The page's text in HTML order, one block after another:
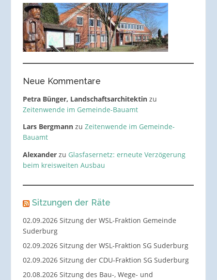
Neue Kommentare
Petra Bünger, Landschaftsarchitektinzu
Zeitenwende im Gemeinde-Bauamt
Lars Bergmannzu Zeitenwende im Gemeinde-
Bauamt
Alexanderzu Glasfasernetz: erneute Verzögerung
beim kreisweiten Ausbau
Sitzungen der Räte
02.09.2026 Sitzung der WSL-Fraktion Gemeinde
Suderburg
02.09.2026 Sitzung der WSL-Fraktion SG Suderburg
02.09.2026 Sitzung der CDU-Fraktion SG Suderburg
20.08.2026 Sitzung des Bau-, Wege- und